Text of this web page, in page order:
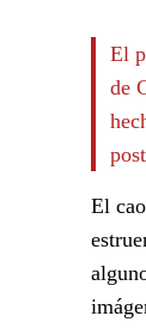
El
de
El